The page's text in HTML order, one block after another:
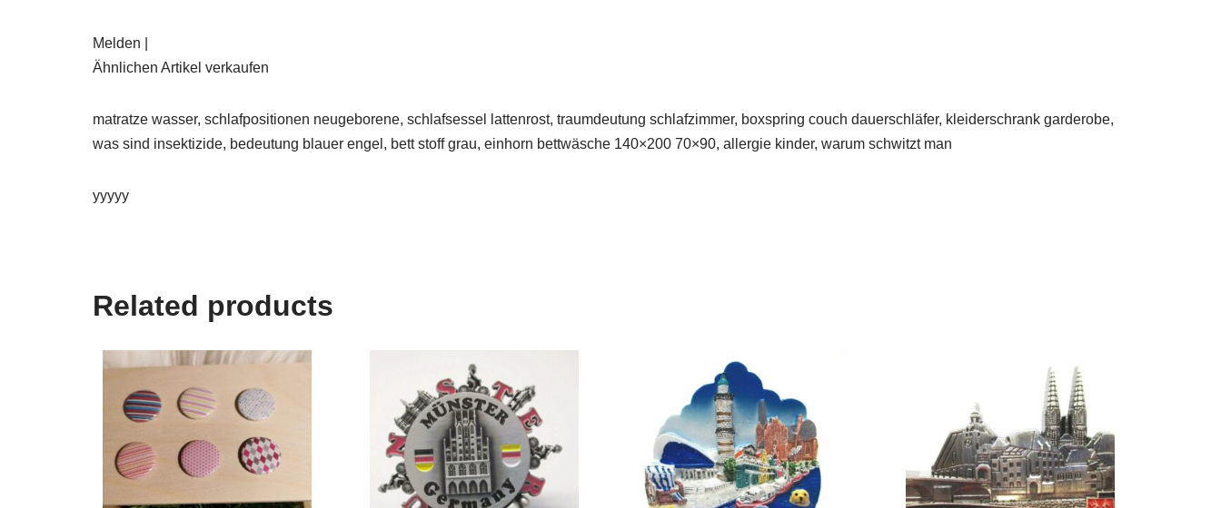
Melden |
Ähnlichen Artikel verkaufen
matratze wasser, schlafpositionen neugeborene, schlafsessel lattenrost, traumdeutung schlafzimmer, boxspring couch dauerschläfer, kleiderschrank garderobe,
was sind insektizide, bedeutung blauer engel, bett stoff grau, einhorn bettwäsche 140×200 70×90, allergie kinder, warum schwitzt man
yyyyy
Related products